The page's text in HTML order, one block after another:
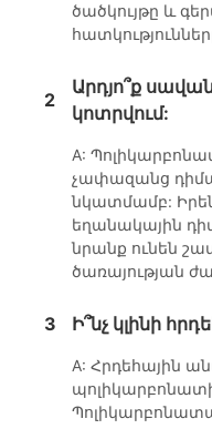
ծածկույթը և
2
Արդյո՞ք
կոտրվում:
A:
չափազանց
նկատմամբ:
եղանակային
նրանք ունեն
ծառայության
3 Ի՞նչ կլինի
A: Հրդեհային
պոլիկարբոնատի